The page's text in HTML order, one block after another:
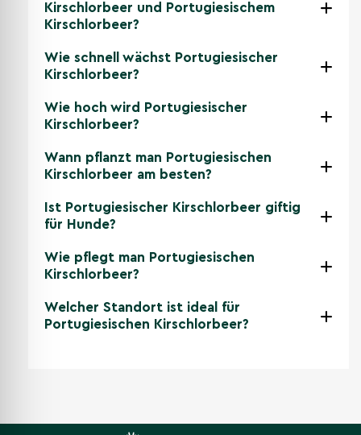
Kirschlorbeer und Portugiesischem
Kirschlorbeer?
Wie schnell wächst Portugiesischer
Kirschlorbeer?
Wie hoch wird Portugiesischer
Kirschlorbeer?
Wann pflanzt man Portugiesischen
Kirschlorbeer am besten?
Ist Portugiesischer Kirschlorbeer giftig
für Hunde?
Wie pflegt man Portugiesischen
Kirschlorbeer?
Welcher Standort ist ideal für
Portugiesischen Kirschlorbeer?